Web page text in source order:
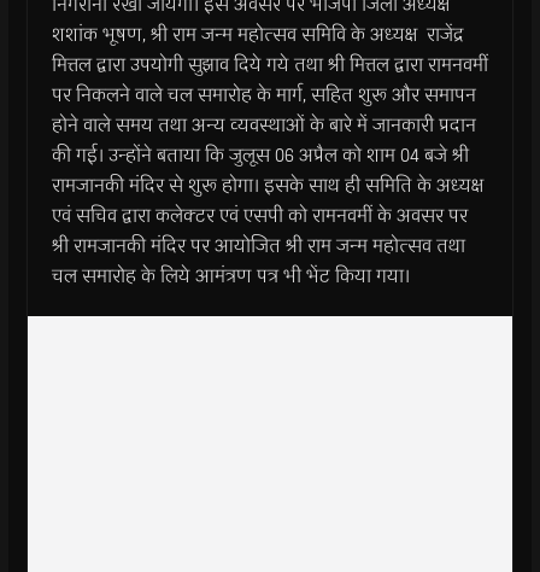
शशांक भूषण, श्री राम जन्म महोत्सव समिवि के अध्यक्ष राजेंद्र
मित्तल द्वारा उपयोगी सुझाव दिये गये तथा श्री मित्तल द्वारा रामनवमीं
पर निकलने वाले चल समारोह के मार्ग, सहित शुरू और समापन
होने वाले समय तथा अन्य व्यवस्थाओं के बारे में जानकारी प्रदान
की गई। उन्होंने बताया कि जुलूस 06 अप्रैल को शाम 04 बजे श्री
रामजानकी मंदिर से शुरू होगा। इसके साथ ही समिति के अध्यक्ष
एवं सचिव द्वारा कलेक्टर एवं एसपी को रामनवमीं के अवसर पर
श्री रामजानकी मंदिर पर आयोजित श्री राम जन्म महोत्सव तथा
चल समारोह के लिये आमंत्रण पत्र भी भेंट किया गया।